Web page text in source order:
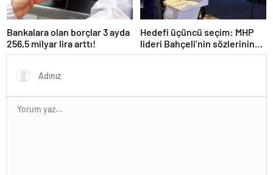
Bankalara olan borçlar 3 ayda
256,5 milyar lira arttı!
Hedefi üçüncü seçim: MHP
lideri Bahçeli’nin sözlerinin
gerisinde ‘erken seçim